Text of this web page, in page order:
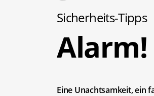
Sicherheits-Tipps
Alarm!
Eine Unachtsamkeit, ein